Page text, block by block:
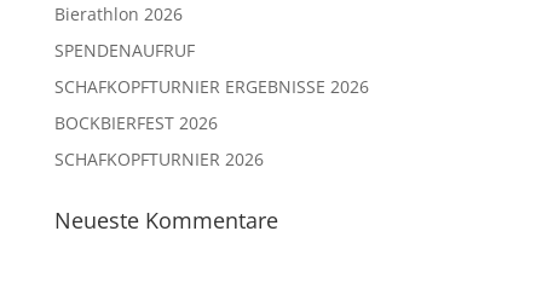
Bierathlon 2026
SPENDENAUFRUF
SCHAFKOPFTURNIER ERGEBNISSE 2026
BOCKBIERFEST 2026
SCHAFKOPFTURNIER 2026
Neueste Kommentare